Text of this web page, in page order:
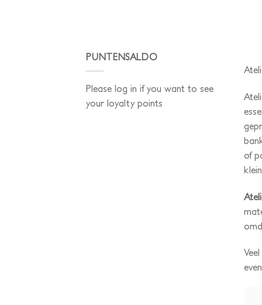
PUNTENSALDO
Please log in if you want to see
your loyalty points
of